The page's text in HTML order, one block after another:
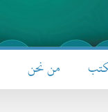
من نحن